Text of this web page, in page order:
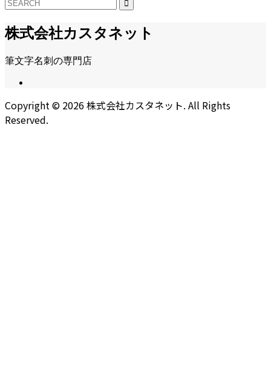
株式会社カスタネット
筆文字名刺の専門店
Copyright © 2026株式会社カスタネット. All Rights
Reserved.